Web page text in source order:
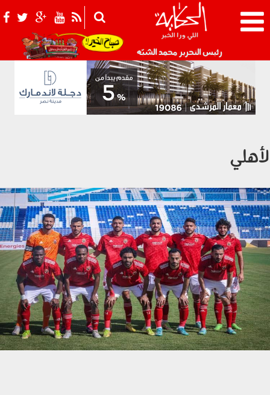
رئيس التحرير محمد الشبّه 021_2.png